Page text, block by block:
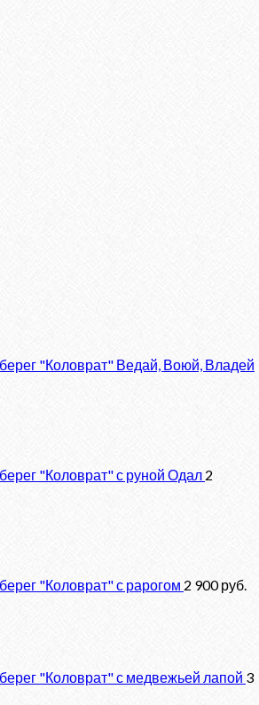
"Коловрат" Ведай, Воюй, Владей
"Коловрат" с руной Одал 2
"Коловрат" с рарогом 2 900руб.
"Коловрат" с медвежьей лапой 3